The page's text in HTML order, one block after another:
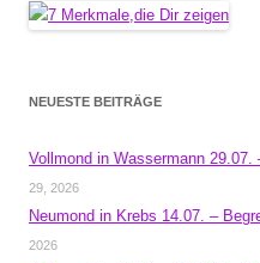
NEUESTE BEITRÄGE
Vollmond in Wassermann
29, 2026
Neumond in Krebs 14.07. –
2026